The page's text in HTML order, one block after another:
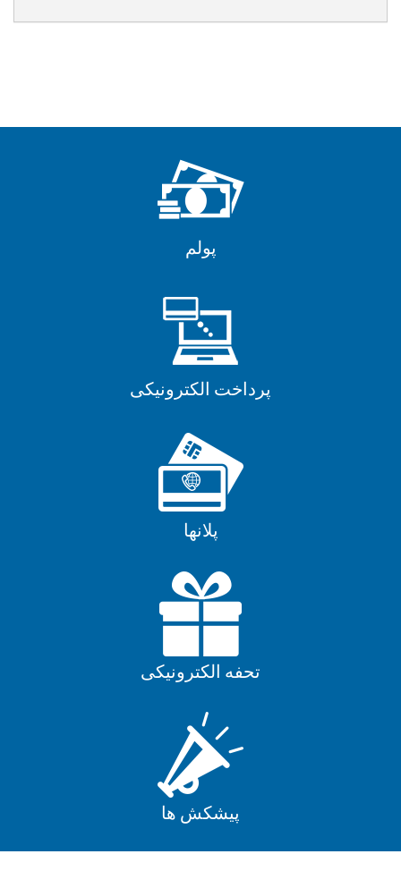
پولم
پرداخت الکترونیکی
پلانها
تحفه الکترونیکی
پیشکش ها